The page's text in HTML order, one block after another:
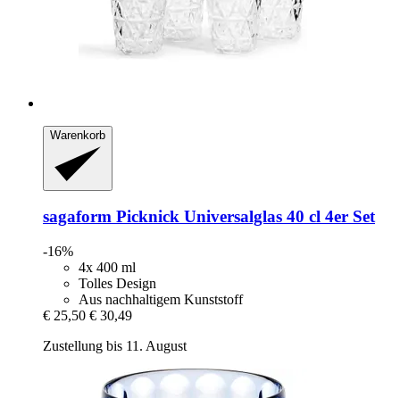
Warenkorb
sagaform Picknick Universalglas 40 cl 4er Set
-16%
4x 400 ml
Tolles Design
Aus nachhaltigem Kunststoff
€ 25,50 € 30,49
Zustellung bis 11. August